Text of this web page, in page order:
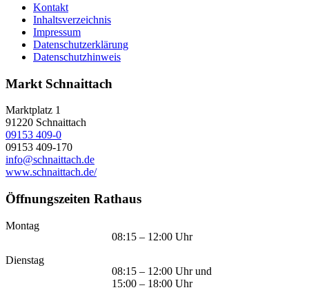
Kontakt
Inhaltsverzeichnis
Impressum
Datenschutzerklärung
Datenschutzhinweis
Markt Schnaittach
Marktplatz 1
91220 Schnaittach
09153 409-0
09153 409-170
info@schnaittach.de
www.schnaittach.de/
Öffnungszeiten Rathaus
Montag
08:15 – 12:00 Uhr
Dienstag
08:15 – 12:00 Uhr und
15:00 – 18:00 Uhr